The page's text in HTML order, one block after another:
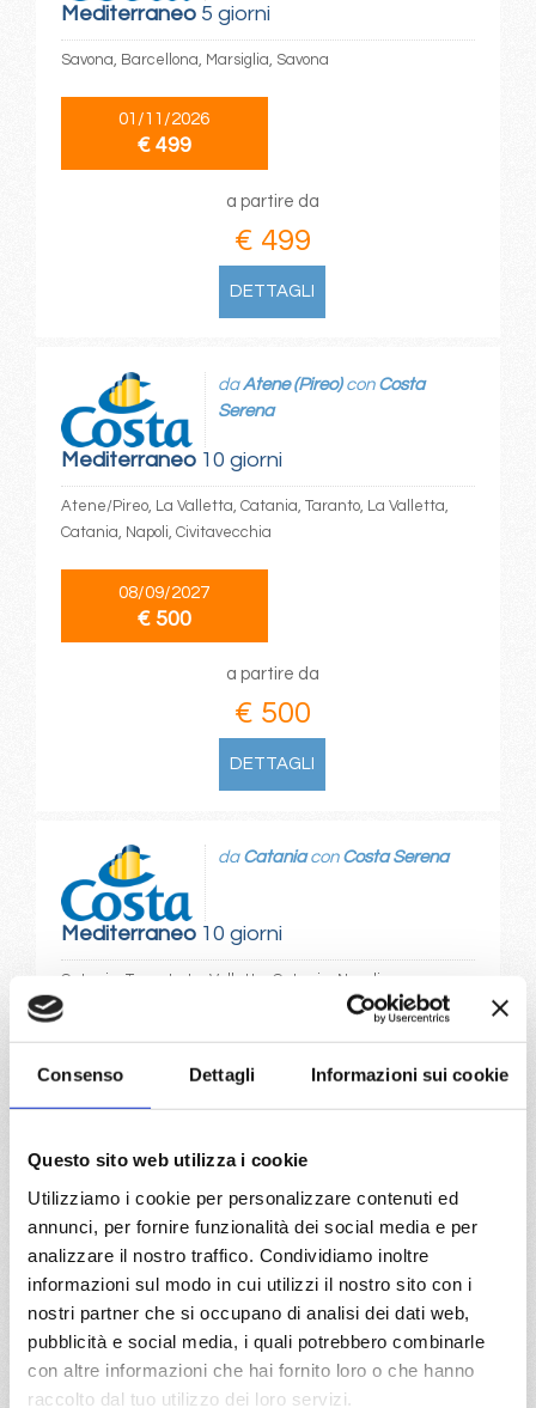
Consenso Dettagli Informazioni sui cookie
Questo sito web utilizza i cookie
Utilizziamo i cookie per personalizzare contenuti ed
annunci, per fornire funzionalità dei social media e per
analizzare il nostro traffico. Condividiamo inoltre
informazioni sul modo in cui utilizzi il nostro sito con i
nostri partner che si occupano di analisi dei dati web,
pubblicità e social media, i quali potrebbero combinarle
con altre informazioni che hai fornito loro o che hanno
raccolto dal tuo utilizzo dei loro servizi.
Mediterraneo5 giorni
Savona, Barcellona, Marsiglia, Savona
01/11/2026
€ 499
a partire da
€ 499
DETTAGLI
Mediterraneo10 giorni
daAtene (Pireo)con Costa
Serena
Atene/Pireo, La Valletta, Catania, Taranto, La Valletta,
Catania, Napoli, Civitavecchia
08/09/2027
€ 500
a partire da
€ 500
DETTAGLI
Mediterraneo10 giorni
da Cataniacon Costa Serena
Catania, Taranto, La Valletta, Catania, Napoli,
Civitavecchia, Ajaccio, Savona, Marsiglia
11/09/2027
€ 500
DETTAGLI